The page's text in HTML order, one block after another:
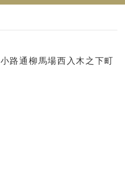
路通柳馬場西入木之下町